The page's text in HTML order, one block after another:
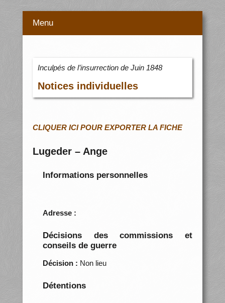
Menu
Inculpés de l’insurrection de Juin 1848
Notices individuelles
CLIQUER ICI POUR EXPORTER LA FICHE
Lugeder – Ange
Informations personnelles
Adresse :
Décisions des commissions et
conseils de guerre
Décision : Non lieu
Détentions